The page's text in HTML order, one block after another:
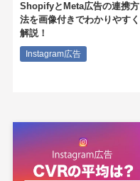
ShopifyとMeta広告の連携方
法を画像付きでわかりやすく
解説！
Instagram広告